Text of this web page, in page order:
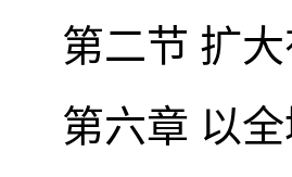
第二节 扩
第六章 以